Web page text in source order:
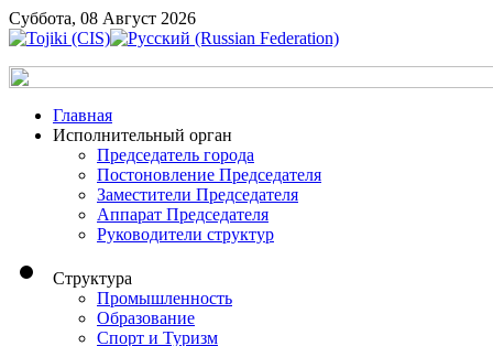
Суббота, 08 Август 2026
Главная
Исполнительный орган
Председатель города
Постоновление Председателя
Заместители Председателя
Аппарат Председателя
Руководители структур
Структура
Промышленность
Образование
Спорт и Туризм